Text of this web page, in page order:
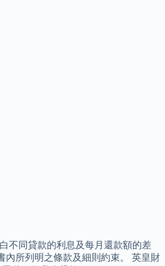
不同貸款的利息及每月還款額的差
內所列明之條款及細則約束。 英皇財